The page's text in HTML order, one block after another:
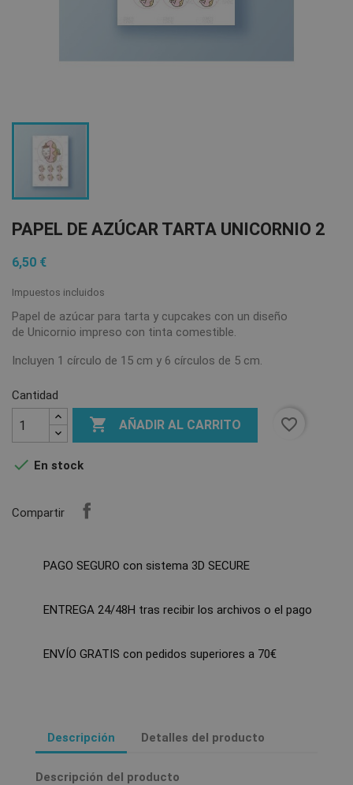
PAPEL DE AZÚCAR TARTA UNICORNIO 2
6,50 €
Impuestos incluidos
Papel de azúcar para tarta y cupcakes con un diseño
de Unicornio impreso con tinta comestible.
Incluyen 1 círculo de 15 cm y 6 círculos de 5 cm.
Cantidad
 AÑADIR AL CARRITO favorite_border
 En stock
Compartir
PAGO SEGURO con sistema 3D SECURE
ENTREGA 24/48H tras recibir los archivos o el pago
ENVÍO GRATIS con pedidos superiores a 70€
Descripción Detalles del producto
Descripción del producto